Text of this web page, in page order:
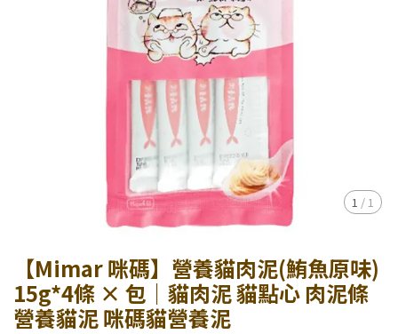
1 / 1
【Mimar 咪碼】營養貓肉泥(鮪魚原味)
15g*4條 × 包｜貓肉泥 貓點心 肉泥條
營養貓泥 咪碼貓營養泥